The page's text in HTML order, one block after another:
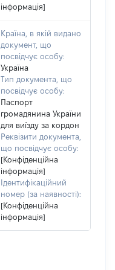
інформація]
Країна, в якій видано
документ, що
посвідчує особу:
Україна
Тип документа, що
посвідчує особу:
Паспорт
громадянина України
для виїзду за кордон
Реквізити документа,
що посвідчує особу:
[Конфіденційна
інформація]
Ідентифікаційний
номер (за наявності):
[Конфіденційна
інформація]